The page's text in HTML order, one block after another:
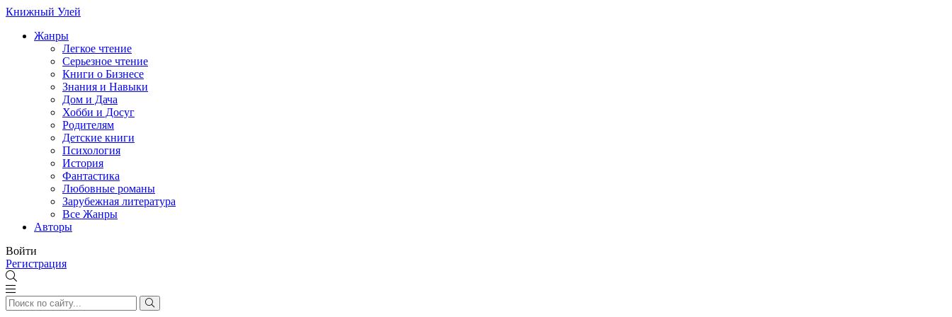
Книжный Улей
Жанры
Легкое чтение
Серьезное чтение
Книги о Бизнесе
Знания и Навыки
Дом и Дача
Хобби и Досуг
Родителям
Детские книги
Психология
История
Фантастика
Любовные романы
Зарубежная литература
Все Жанры
Авторы
Войти
Регистрация